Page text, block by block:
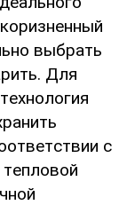
выбpaть
Для
c